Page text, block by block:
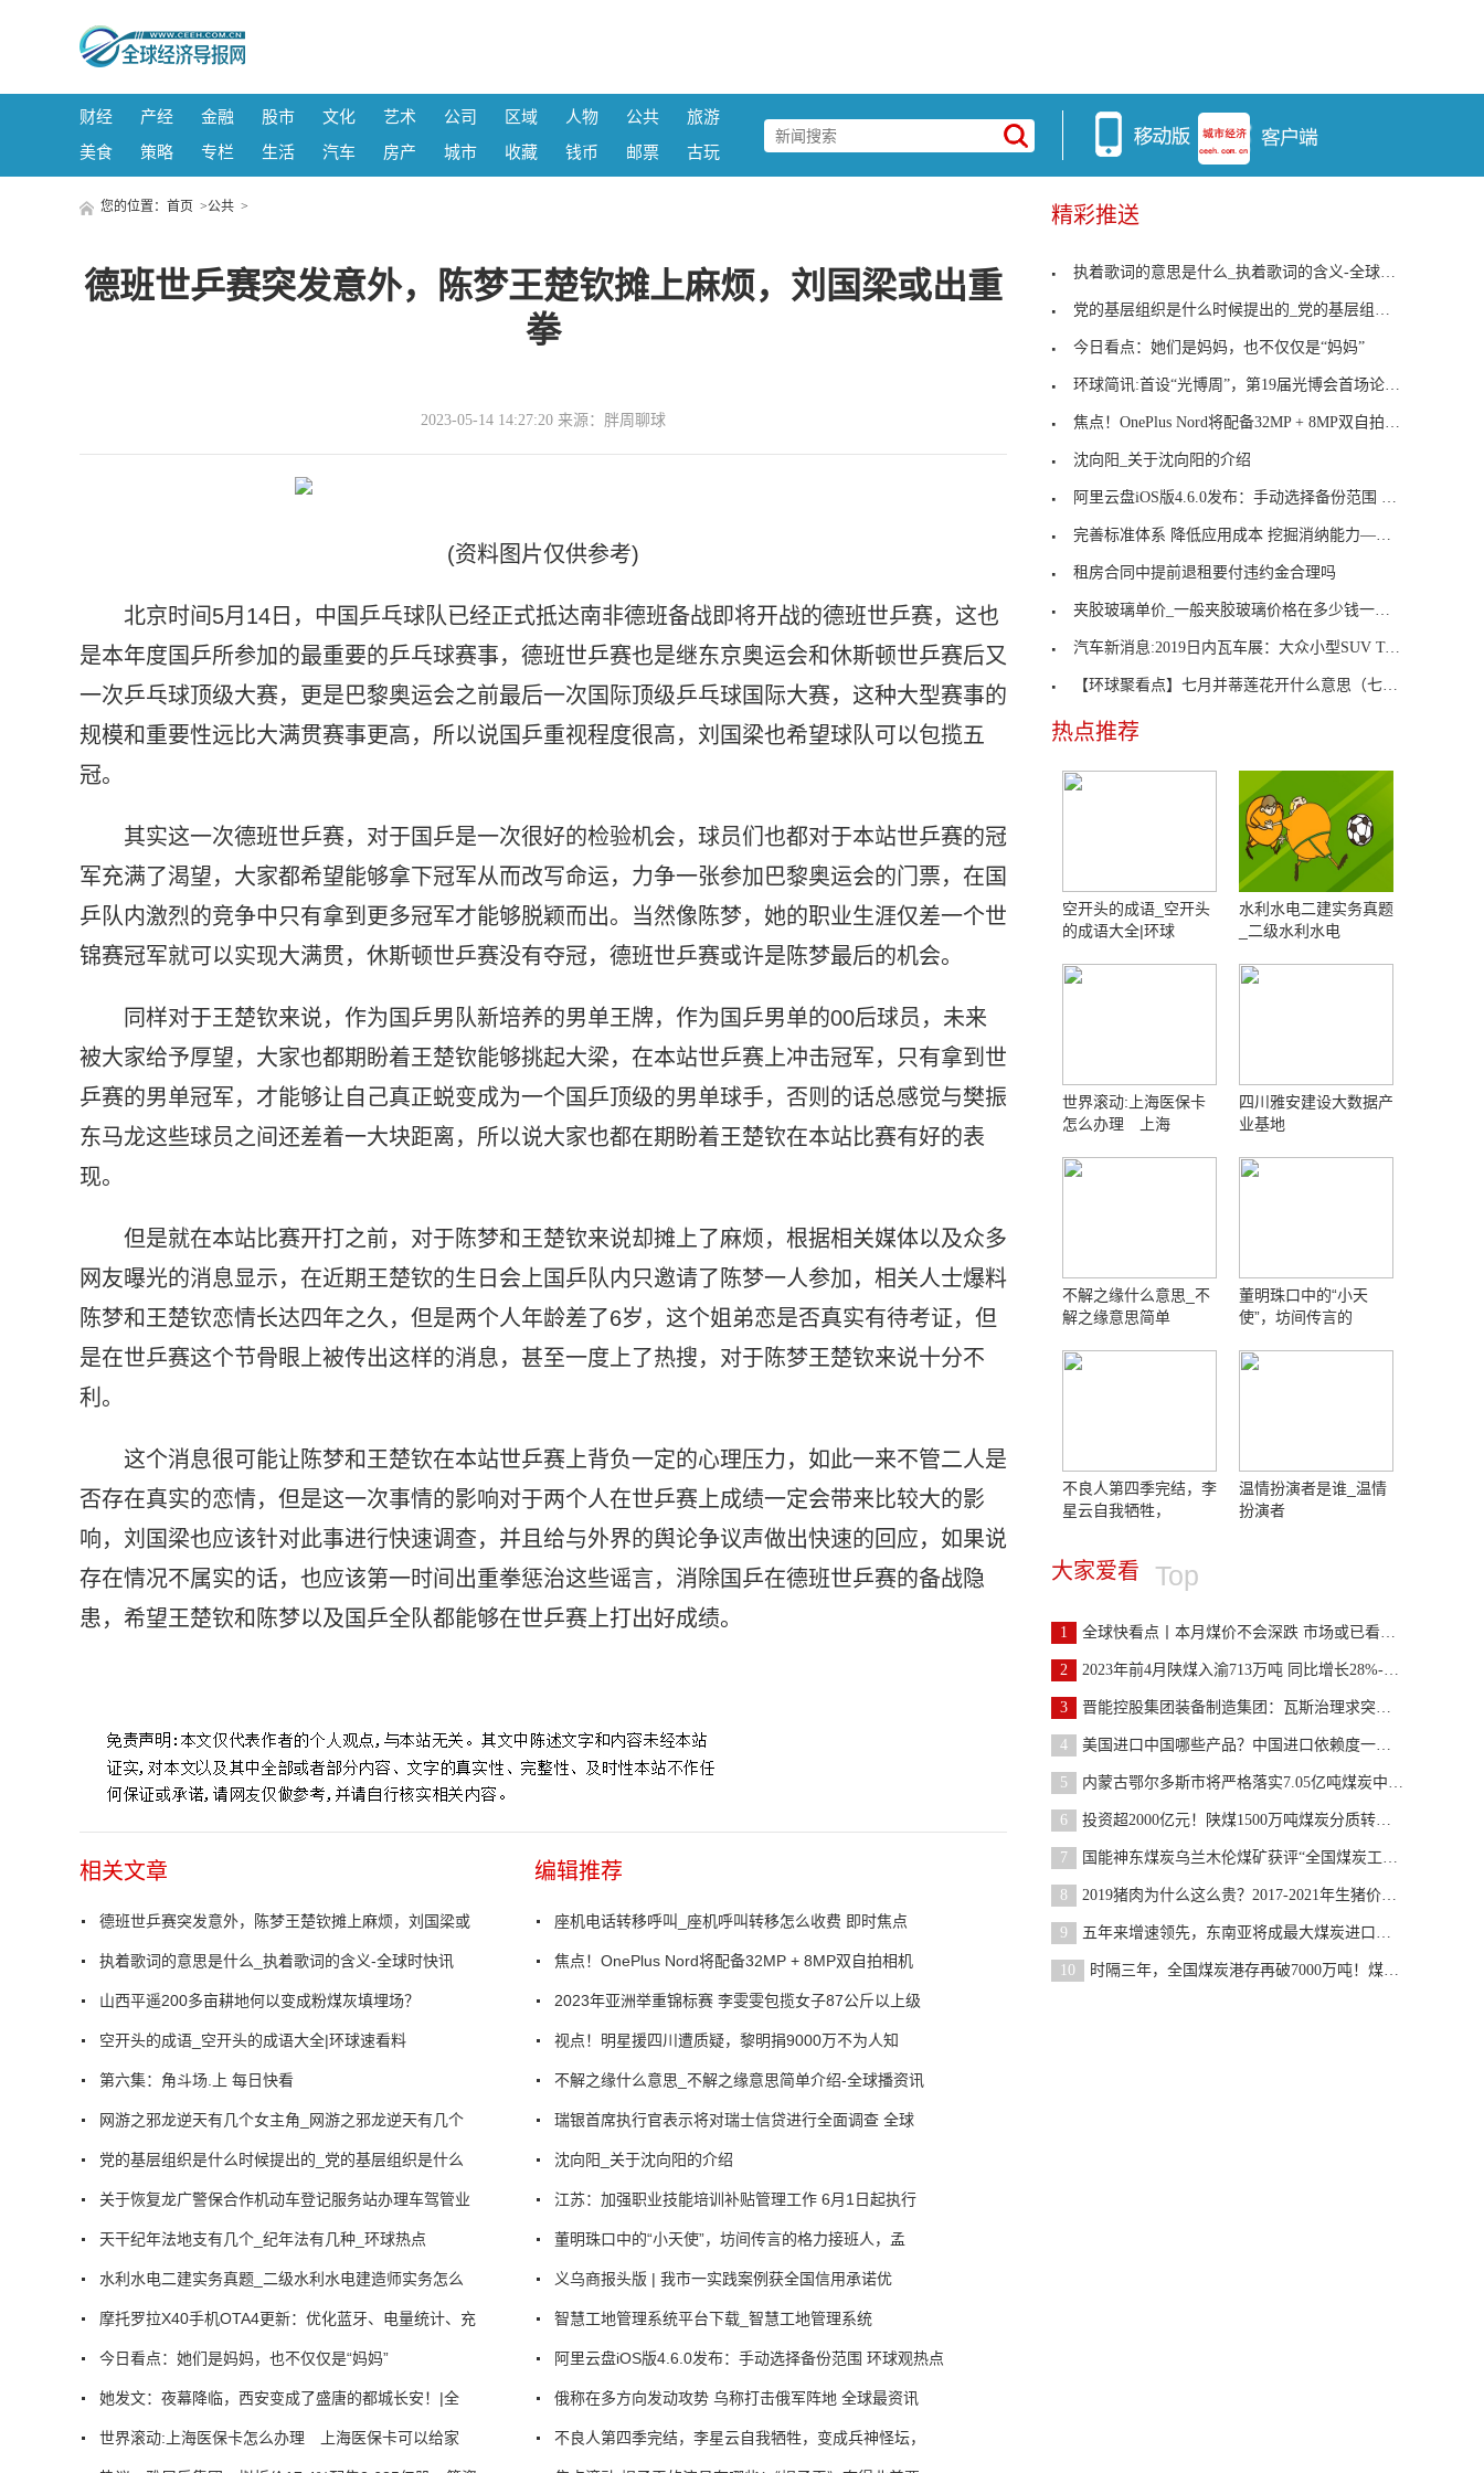
财经 产经 金融 股市 文化 艺术 公司 区域 人物 公共
旅游
美食
策略 专栏 生活 汽车 房产 城市 收藏 钱币 邮票 古玩
您的位置： 首页 >公共 >
德班世乒赛突发意外，陈梦王楚钦摊上麻烦，刘国梁或出重
拳
2023-05-14 14:27:20 来源：胖周聊球
(资料图片仅供参考)
北京时间5月14日，中国乒乓球队已经正式抵达南非德班备战即将开战的德班世乒赛，这也
是本年度国乒所参加的最重要的乒乓球赛事，德班世乒赛也是继东京奥运会和休斯顿世乒赛后又
一次乒乓球顶级大赛，更是巴黎奥运会之前最后一次国际顶级乒乓球国际大赛，这种大型赛事的
规模和重要性远比大满贯赛事更高，所以说国乒重视程度很高，刘国梁也希望球队可以包揽五
冠。
其实这一次德班世乒赛，对于国乒是一次很好的检验机会，球员们也都对于本站世乒赛的冠
军充满了渴望，大家都希望能够拿下冠军从而改写命运，力争一张参加巴黎奥运会的门票，在国
乒队内激烈的竞争中只有拿到更多冠军才能够脱颖而出。当然像陈梦，她的职业生涯仅差一个世
锦赛冠军就可以实现大满贯，休斯顿世乒赛没有夺冠，德班世乒赛或许是陈梦最后的机会。
同样对于王楚钦来说，作为国乒男队新培养的男单王牌，作为国乒男单的00后球员，未来
被大家给予厚望，大家也都期盼着王楚钦能够挑起大梁，在本站世乒赛上冲击冠军，只有拿到世
乒赛的男单冠军，才能够让自己真正蜕变成为一个国乒顶级的男单球手，否则的话总感觉与樊振
东马龙这些球员之间还差着一大块距离，所以说大家也都在期盼着王楚钦在本站比赛有好的表
现。
但是就在本站比赛开打之前，对于陈梦和王楚钦来说却摊上了麻烦，根据相关媒体以及众多
网友曝光的消息显示，在近期王楚钦的生日会上国乒队内只邀请了陈梦一人参加，相关人士爆料
陈梦和王楚钦恋情长达四年之久，但是两个人年龄差了6岁，这个姐弟恋是否真实有待考证，但
是在世乒赛这个节骨眼上被传出这样的消息，甚至一度上了热搜，对于陈梦王楚钦来说十分不
利。
这个消息很可能让陈梦和王楚钦在本站世乒赛上背负一定的心理压力，如此一来不管二人是
否存在真实的恋情，但是这一次事情的影响对于两个人在世乒赛上成绩一定会带来比较大的影
响，刘国梁也应该针对此事进行快速调查，并且给与外界的舆论争议声做出快速的回应，如果说
存在情况不属实的话，也应该第一时间出重拳惩治这些谣言，消除国乒在德班世乒赛的备战隐
患，希望王楚钦和陈梦以及国乒全队都能够在世乒赛上打出好成绩。
相关文章
德班世乒赛突发意外，陈梦王楚钦摊上麻烦，刘国梁或
执着歌词的意思是什么_执着歌词的含义-全球时快讯
山西平遥200多亩耕地何以变成粉煤灰填埋场？
空开头的成语_空开头的成语大全|环球速看料
第六集：角斗场.上 每日快看
网游之邪龙逆天有几个女主角_网游之邪龙逆天有几个
党的基层组织是什么时候提出的_党的基层组织是什么
关于恢复龙广警保合作机动车登记服务站办理车驾管业
天干纪年法地支有几个_纪年法有几种_环球热点
水利水电二建实务真题_二级水利水电建造师实务怎么
摩托罗拉X40手机OTA4更新：优化蓝牙、电量统计、充
今日看点：她们是妈妈，也不仅仅是“妈妈”
她发文：夜幕降临，西安变成了盛唐的都城长安！|全
世界滚动:上海医保卡怎么办理 上海医保卡可以给家
编辑推荐
座机电话转移呼叫_座机呼叫转移怎么收费 即时焦点
焦点！OnePlus Nord将配备32MP + 8MP双自拍相机
2023年亚洲举重锦标赛 李雯雯包揽女子87公斤以上级
视点！明星援四川遭质疑，黎明捐9000万不为人知
不解之缘什么意思_不解之缘意思简单介绍-全球播资讯
瑞银首席执行官表示将对瑞士信贷进行全面调查 全球
沈向阳_关于沈向阳的介绍
江苏：加强职业技能培训补贴管理工作 6月1日起执行
董明珠口中的“小天使”，坊间传言的格力接班人，孟
义乌商报头版 | 我市一实践案例获全国信用承诺优
智慧工地管理系统平台下载_智慧工地管理系统
阿里云盘iOS版4.6.0发布：手动选择备份范围 环球观热点
俄称在多方向发动攻势 乌称打击俄军阵地 全球最资讯
不良人第四季完结，李星云自我牺牲，变成兵神怪坛，
精彩推送
执着歌词的意思是什么_执着歌词的含义-全球时快讯
党的基层组织是什么时候提出的_党的基层组织是什么
今日看点：她们是妈妈，也不仅仅是“妈妈”
环球简讯:首设“光博周”，第19届光博会首场论坛今
焦点！OnePlus Nord将配备32MP + 8MP双自拍相机
沈向阳_关于沈向阳的介绍
阿里云盘iOS版4.6.0发布：手动选择备份范围 环球观热点
完善标准体系 降低应用成本 挖掘消纳能力——氢能
租房合同中提前退租要付违约金合理吗
夹胶玻璃单价_一般夹胶玻璃价格在多少钱一平方
汽车新消息:2019日内瓦车展：大众小型SUV T-CROSS
【环球聚看点】七月并蒂莲花开什么意思（七月并蒂莲
热点推荐
空开头的成语_空开头
的成语大全|环球
水利水电二建实务真题
_二级水利水电
世界滚动:上海医保卡
怎么办理 上海
四川雅安建设大数据产
业基地
不解之缘什么意思_不
解之缘意思简单
董明珠口中的“小天
使”，坊间传言的
不良人第四季完结，李
星云自我牺牲，
温情扮演者是谁_温情
扮演者
大家爱看 Top
1 全球快看点丨本月煤价不会深跌 市场或已看见曙光
2 2023年前4月陕煤入渝713万吨 同比增长28%-今日报
3 晋能控股集团装备制造集团：瓦斯治理求突破 注入提
4 美国进口中国哪些产品？中国进口依赖度一览表
5 内蒙古鄂尔多斯市将严格落实7.05亿吨煤炭中长期合同
6 投资超2000亿元！陕煤1500万吨煤炭分质转化项目召开
7 国能神东煤炭乌兰木伦煤矿获评“全国煤炭工业先进煤
8 2019猪肉为什么这么贵？2017-2021年生猪价格曲线图
9 五年来增速领先，东南亚将成最大煤炭进口市场 天天
10 时隔三年，全国煤炭港存再破7000万吨​！煤市倒挂普